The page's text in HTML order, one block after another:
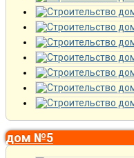
дом №5